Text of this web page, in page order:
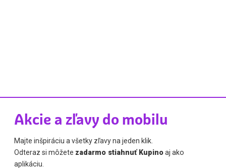
Akcie a zľavy do mobilu
Majte inšpiráciu a všetky zľavy na jeden klik.
Odteraz si môžete zadarmo stiahnuť Kupinoaj ako
aplikáciu.